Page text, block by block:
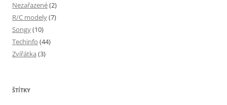
Nezařazené(2)
R/C modely(7)
Songy(10)
Techinfo (44)
Zvířátka (3)
ŠTÍTKY